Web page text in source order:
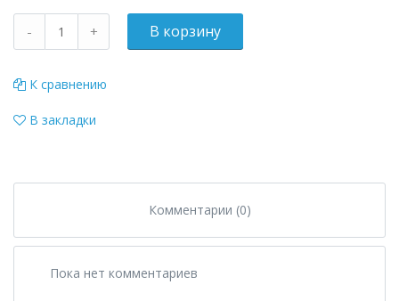
К сравнению
В закладки
Комментарии (0)
Пока нет комментариев